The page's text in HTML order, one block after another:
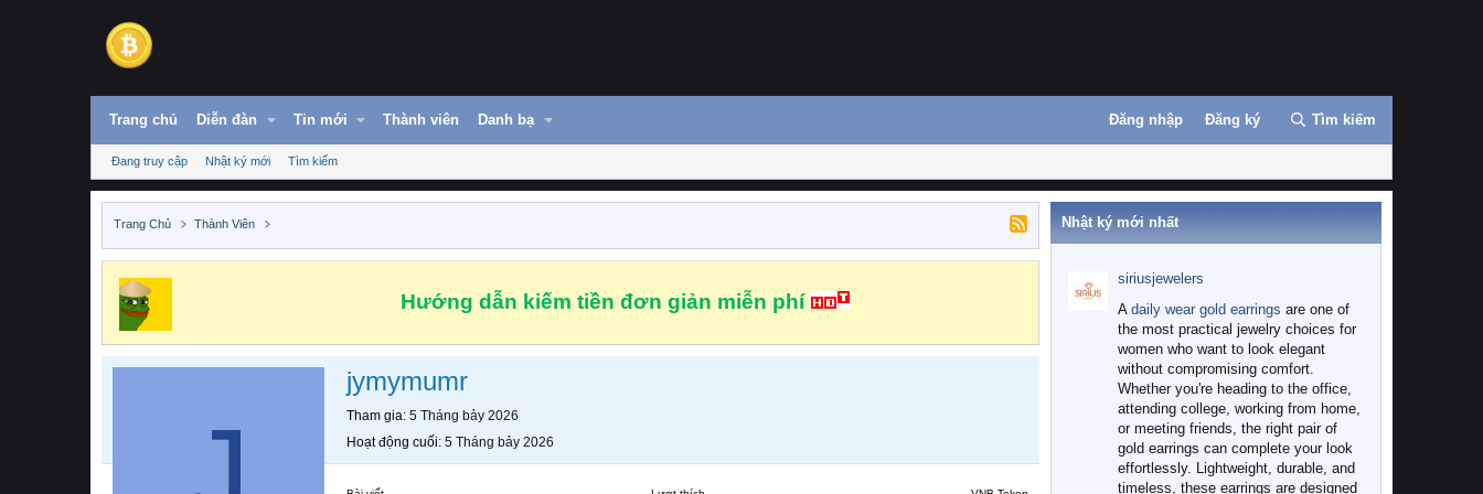
Trang chủ Diễn đàn Tin mới Thành viên Danh bạ Đăng nhập Đăng ký Tìm kiếm
Đang truy cập Nhật ký mới Tìm kiếm
Trang Chủ Thành Viên
Hướng dẫn kiếm tiền đơn giản miễn phí
jymymumr
Tham gia 5 Tháng bảy 2026
Hoạt động cuối 5 Tháng bảy 2026
Nhật ký mới nhất
siriusjewelers
A daily wear gold earrings are one of
the most practical jewelry choices for
women who want to look elegant
without compromising comfort.
Whether you're heading to the office,
attending college, working from home,
or meeting friends, the right pair of
gold earrings can complete your look
effortlessly. Lightweight, durable, and
timeless, these earrings are designed